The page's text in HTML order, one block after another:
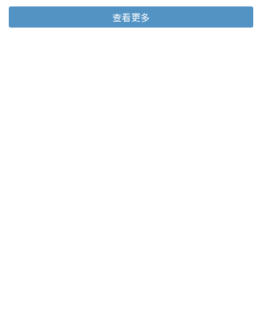
查看更多